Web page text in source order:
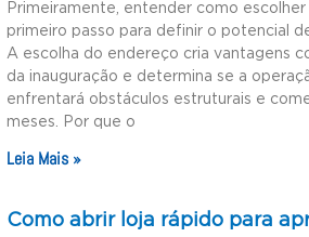
Primeiramente, entender como
primeiro passo para definir o potencial
A escolha do endereço cria vantagens
da inauguração e determina se a
enfrentará obstáculos estruturais e
meses. Por que o
Leia Mais »
Como abrir loja rápido para